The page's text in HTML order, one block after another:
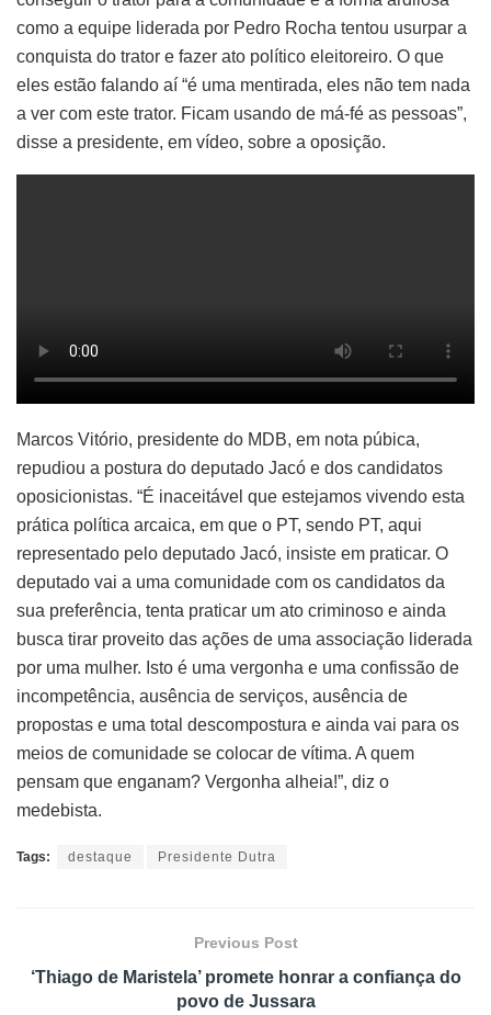
como a equipe liderada por Pedro Rocha tentou usurpar a
conquista do trator e fazer ato político eleitoreiro. O que
eles estão falando aí “é uma mentirada, eles não tem nada
a ver com este trator. Ficam usando de má-fé as pessoas”,
disse a presidente, em vídeo, sobre a oposição.
Marcos Vitório, presidente do MDB, em nota púbica,
repudiou a postura do deputado Jacó e dos candidatos
oposicionistas. “É inaceitável que estejamos vivendo esta
prática política arcaica, em que o PT, sendo PT, aqui
representado pelo deputado Jacó, insiste em praticar. O
deputado vai a uma comunidade com os candidatos da
sua preferência, tenta praticar um ato criminoso e ainda
busca tirar proveito das ações de uma associação liderada
por uma mulher. Isto é uma vergonha e uma confissão de
incompetência, ausência de serviços, ausência de
propostas e uma total descompostura e ainda vai para os
meios de comunidade se colocar de vítima. A quem
pensam que enganam? Vergonha alheia!”, diz o
medebista.
Tags: destaque Presidente Dutra
Previous Post
‘Thiago de Maristela’ promete honrar a confiança do
povo de Jussara